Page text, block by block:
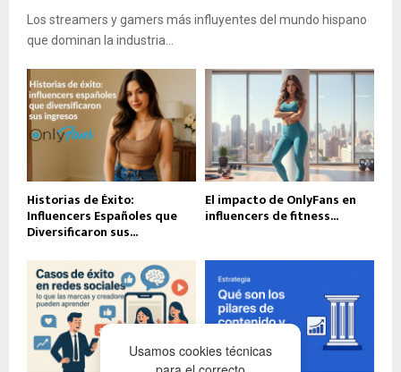
Los streamers y gamers más influyentes del mundo hispano
que dominan la industria...
Historias de Éxito:
Influencers Españoles que
Diversificaron sus...
El impacto de OnlyFans en
influencers de fitness...
Usamos cookies técnicas